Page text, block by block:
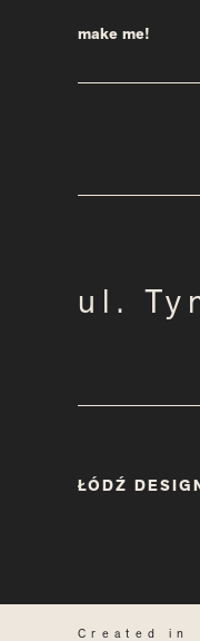
make me!
ul.
ŁÓDŹ
Created in